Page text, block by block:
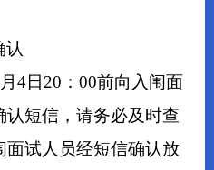
认
4日20：00前向入闱面
短信，请务必及时查
试人员经短信确认放